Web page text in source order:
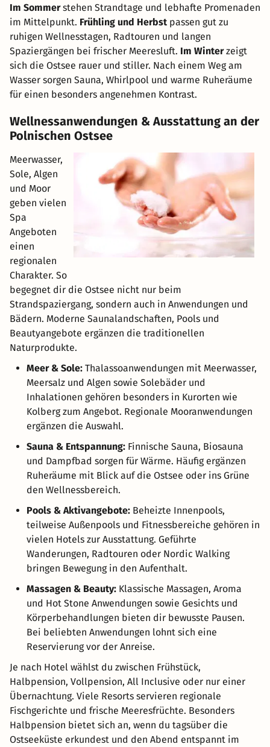
Im Sommerstehen Strandtage und lebhafte Promenaden
im Mittelpunkt. Frühling und Herbst passen gut zu
ruhigen Wellnesstagen, Radtouren und langen
Spaziergängen bei frischer Meeresluft. Im Winterzeigt
sich die Ostsee rauer und stiller. Nach einem Weg am
Wasser sorgen Sauna, Whirlpool und warme Ruheräume
für einen besonders angenehmen Kontrast.
Wellnessanwendungen & Ausstattung an der
Polnischen Ostsee
Meerwasser,
Sole, Algen
und Moor
geben vielen
Spa
Angeboten
einen
regionalen
Charakter. So
begegnet dir die Ostsee nicht nur beim
Strandspaziergang, sondern auch in Anwendungen und
Bädern. Moderne Saunalandschaften, Pools und
Beautyangebote ergänzen die traditionellen
Naturprodukte.
Meer & Sole: Thalassoanwendungen mit Meerwasser,
Meersalz und Algen sowie Solebäder und
Inhalationen gehören besonders in Kurorten wie
Kolberg zum Angebot. Regionale Mooranwendungen
ergänzen die Auswahl.
Sauna & Entspannung: Finnische Sauna, Biosauna
und Dampfbad sorgen für Wärme. Häufig ergänzen
Ruheräume mit Blick auf die Ostsee oder ins Grüne
den Wellnessbereich.
Pools & Aktivangebote: Beheizte Innenpools,
teilweise Außenpools und Fitnessbereiche gehören in
vielen Hotels zur Ausstattung. Geführte
Wanderungen, Radtouren oder Nordic Walking
bringen Bewegung in den Aufenthalt.
Massagen & Beauty: Klassische Massagen, Aroma
und Hot Stone Anwendungen sowie Gesichts und
Körperbehandlungen bieten dir bewusste Pausen.
Bei beliebten Anwendungen lohnt sich eine
Reservierung vor der Anreise.
Je nach Hotel wählst du zwischen Frühstück,
Halbpension, Vollpension, All Inclusive oder nur einer
Übernachtung. Viele Resorts servieren regionale
Fischgerichte und frische Meeresfrüchte. Besonders
Halbpension bietet sich an, wenn du tagsüber die
Ostseeküste erkundest und den Abend entspannt im